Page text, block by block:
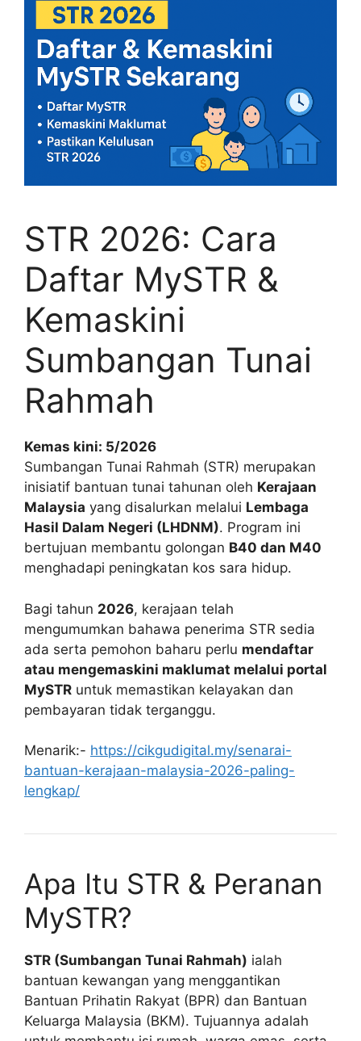
STR 2026: Cara
Daftar MySTR &
Kemaskini
Sumbangan Tunai
Rahmah
Kemas kini: 5/2026
Sumbangan Tunai Rahmah (STR) merupakan
inisiatif bantuan tunai tahunan oleh Kerajaan
Malaysia yang disalurkan melalui Lembaga
Hasil Dalam Negeri (LHDNM). Program ini
bertujuan membantu golongan B40 dan M40
menghadapi peningkatan kos sara hidup.
Bagi tahun 2026, kerajaan telah
mengumumkan bahawa penerima STR sedia
ada serta pemohon baharu perlu mendaftar
atau mengemaskini maklumat melalui portal
MySTR untuk memastikan kelayakan dan
pembayaran tidak terganggu.
Menarik:- https://cikgudigital.my/senarai-
bantuan-kerajaan-malaysia-2026-paling-
lengkap/
Apa Itu STR & Peranan
MySTR?
STR (Sumbangan Tunai Rahmah) ialah
bantuan kewangan yang menggantikan
Bantuan Prihatin Rakyat (BPR) dan Bantuan
Keluarga Malaysia (BKM). Tujuannya adalah